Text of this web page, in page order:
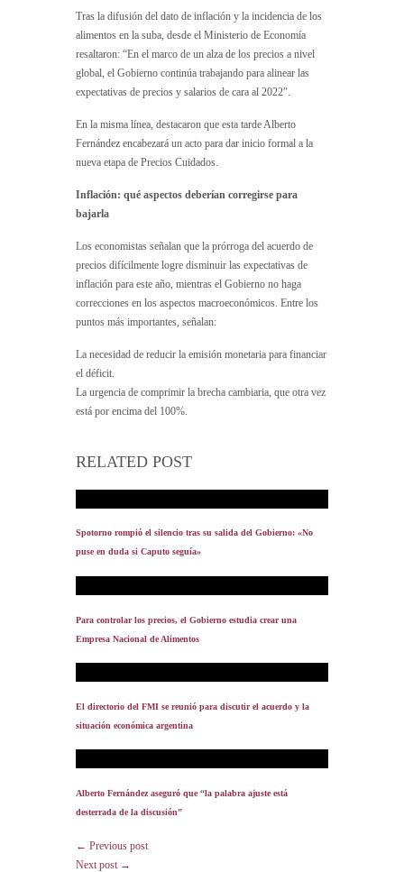
Tras la difusión del dato de inflación y la incidencia de los
alimentos en la suba, desde el Ministerio de Economía
resaltaron: “En el marco de un alza de los precios a nivel
global, el Gobierno continúa trabajando para alinear las
expectativas de precios y salarios de cara al 2022″.
En la misma línea, destacaron que esta tarde Alberto
Fernández encabezará un acto para dar inicio formal a la
nueva etapa de Precios Cuidados.
Inflación: qué aspectos deberían corregirse para
bajarla
Los economistas señalan que la prórroga del acuerdo de
precios difícilmente logre disminuir las expectativas de
inflación para este año, mientras el Gobierno no haga
correcciones en los aspectos macroeconómicos. Entre los
puntos más importantes, señalan:
La necesidad de reducir la emisión monetaria para financiar
el déficit.
La urgencia de comprimir la brecha cambiaria, que otra vez
está por encima del 100%.
RELATED POST
Spotorno rompió el silencio tras su salida del Gobierno: «No
puse en duda si Caputo seguía»
Para controlar los precios, el Gobierno estudia crear una
Empresa Nacional de Alimentos
El directorio del FMI se reunió para discutir el acuerdo y la
situación económica argentina
Alberto Fernández aseguró que “la palabra ajuste está
desterrada de la discusión”
← Previous post
Next post →